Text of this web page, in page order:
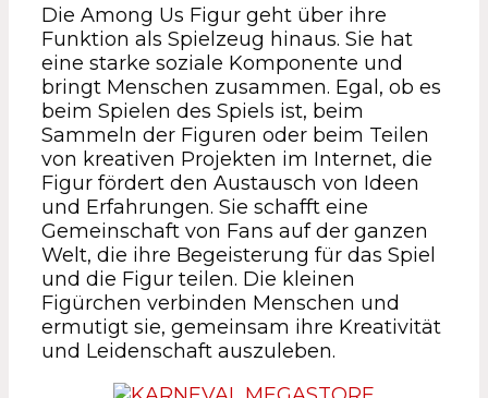
Die Among Us Figur geht über ihre
Funktion als Spielzeug hinaus. Sie hat
eine starke soziale Komponente und
bringt Menschen zusammen. Egal, ob es
beim Spielen des Spiels ist, beim
Sammeln der Figuren oder beim Teilen
von kreativen Projekten im Internet, die
Figur fördert den Austausch von Ideen
und Erfahrungen. Sie schafft eine
Gemeinschaft von Fans auf der ganzen
Welt, die ihre Begeisterung für das Spiel
und die Figur teilen. Die kleinen
Figürchen verbinden Menschen und
ermutigt sie, gemeinsam ihre Kreativität
und Leidenschaft auszuleben.